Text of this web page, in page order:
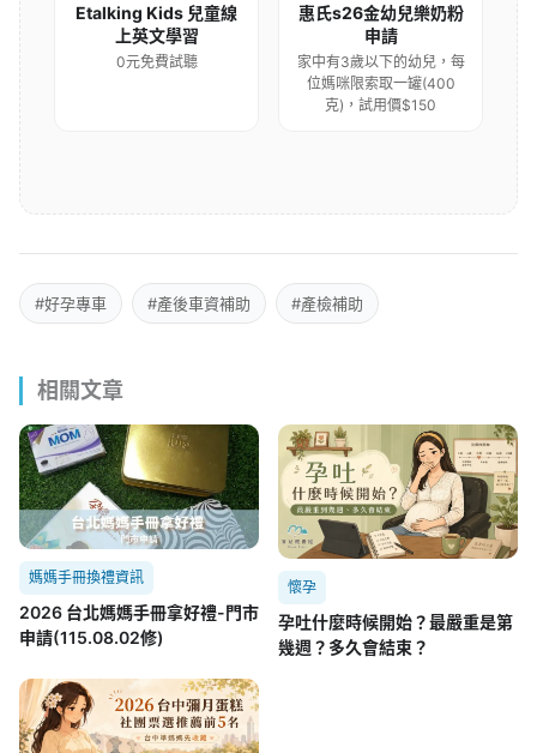
Etalking Kids 兒童線
上英文學習
0元免費試聽
惠氏s26金幼兒樂奶粉
申請
家中有3歲以下的幼兒，每
位媽咪限索取一罐(400
克)，試用價$150
#好孕專車 #產後車資補助 #產檢補助
相關文章
媽媽手冊換禮資訊
2026 台北媽媽手冊拿好禮-門市
申請(115.08.02修)
懷孕
孕吐什麼時候開始？最嚴重是第
幾週？多久會結束？